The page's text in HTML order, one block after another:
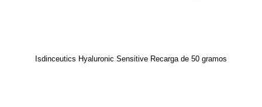
Isdinceutics Hyaluronic Sensitive Recarga de 50 gramos